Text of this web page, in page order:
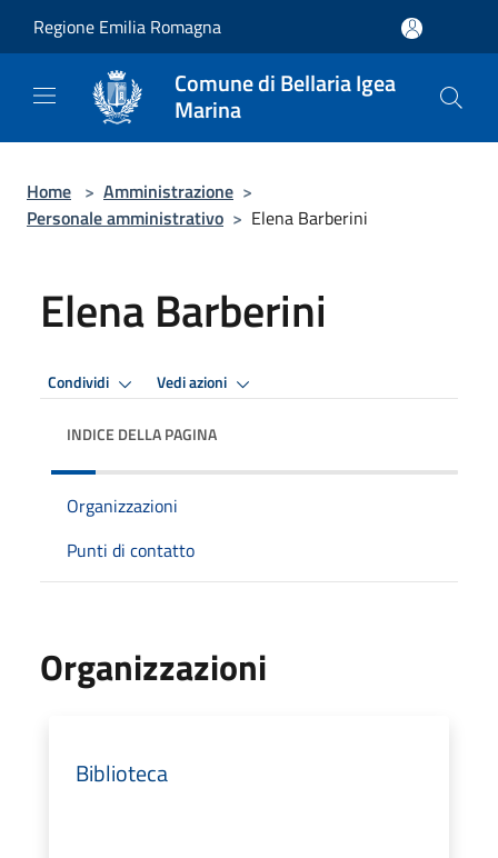
Regione Emilia Romagna
Comune di Bellaria Igea
Marina
Home > Amministrazione >
Personale amministrativo > Elena Barberini
Elena Barberini
Condividi Vedi azioni
INDICE DELLA PAGINA
Organizzazioni
Punti di contatto
Organizzazioni
Biblioteca